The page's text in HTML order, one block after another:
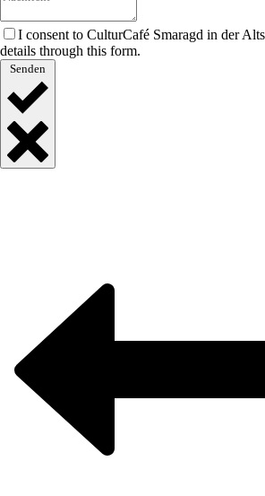
I consent to CulturCafé Smaragd in der
details through this form.
Senden